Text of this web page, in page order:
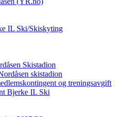
IL Ski/Skiskyting
Skistadion
skistadion
og treningsavgift
Bjerke IL Ski